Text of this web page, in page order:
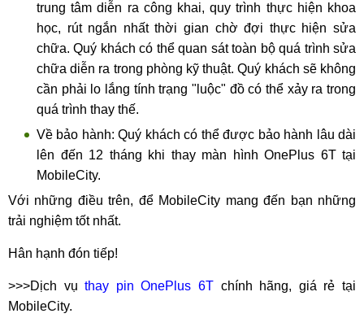
trung tâm diễn ra công khai, quy trình thực hiện khoa
học, rút ngắn nhất thời gian chờ đợi thực hiện sửa
chữa. Quý khách có thể quan sát toàn bộ quá trình sửa
chữa diễn ra trong phòng kỹ thuật. Quý khách sẽ không
cần phải lo lắng tính trạng "luộc" đồ có thể xảy ra trong
quá trình thay thế.
Về bảo hành: Quý khách có thể được bảo hành lâu dài
lên đến 12 tháng khi thay màn hình OnePlus 6T tại
MobileCity.
Với những điều trên, để MobileCity mang đến bạn những
trải nghiệm tốt nhất.
Hân hạnh đón tiếp!
>>>Dịch vụthay pin OnePlus 6T chính hãng, giá rẻ tại
MobileCity.